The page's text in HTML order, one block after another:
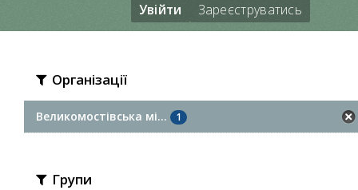
Увійти Зареєструватись
Організації
Великомостівська мі... 1
Групи